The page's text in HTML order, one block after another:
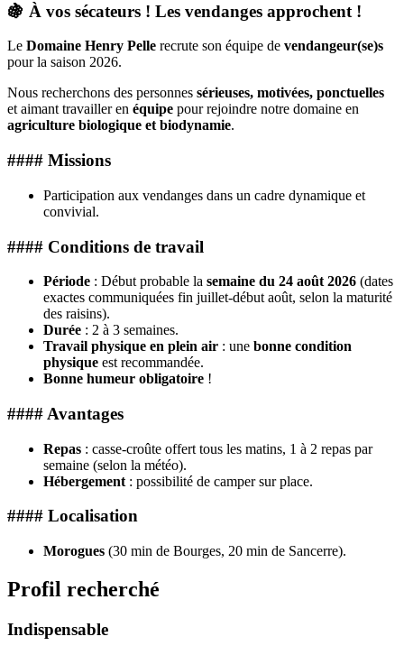
🍇 À vos sécateurs ! Les vendanges approchent !
Le Domaine Henry Pelle recrute son équipe de vendangeur(se)s
pour la saison 2026.
Nous recherchons des personnes sérieuses, motivées, ponctuelles
et aimant travailler en équipe pour rejoindre notre domaine en
agriculture biologique et biodynamie.
#### Missions
Participation aux vendanges dans un cadre dynamique et
convivial.
#### Conditions de travail
Période : Début probable la semaine du 24 août 2026 (dates
exactes communiquées fin juillet-début août, selon la maturité
des raisins).
Durée : 2 à 3 semaines.
Travail physique en plein air : une bonne condition
physique est recommandée.
Bonne humeur obligatoire !
#### Avantages
Repas : casse-croûte offert tous les matins, 1 à 2 repas par
semaine (selon la météo).
Hébergement : possibilité de camper sur place.
#### Localisation
Morogues (30 min de Bourges, 20 min de Sancerre).
Profil recherché
Indispensable